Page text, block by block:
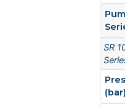
SR
(bar)